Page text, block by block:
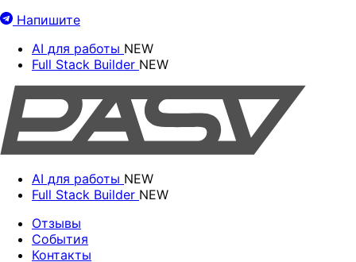
Напишите
AI для работы NEW
Full Stack Builder NEW
AI для работы NEW
Full Stack Builder NEW
Отзывы
События
Контакты